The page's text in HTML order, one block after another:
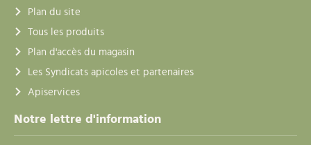
Plan du site
Tous les produits
Plan d'accès du magasin
Les Syndicats apicoles et partenaires
Apiservices
Notre lettre d'information